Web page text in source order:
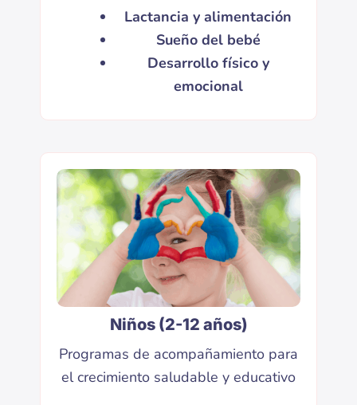
Lactancia y alimentación
Sueño del bebé
Desarrollo físico y
emocional
Niños (2-12 años)
Programas de acompañamiento para
el crecimiento saludable y educativo